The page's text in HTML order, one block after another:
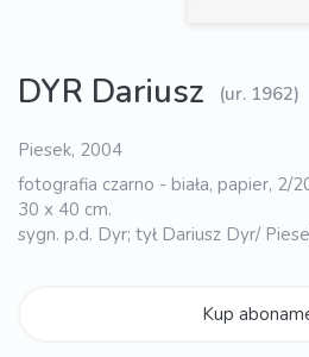
DYR Dariusz (ur. 1962)
Piesek, 2004
fotografia czarno - biała, papier, 2/
30 x 40 cm.
sygn. p.d. Dyr; tył Dariusz Dyr/
Kup